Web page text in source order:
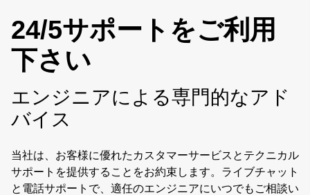
24/5サポートをご利用
下さい
エンジニアによる専門的なアド
バイス
当社は、お客様に優れたカスタマーサービスとテクニカル
サポートを提供することをお約束します。ライブチャット
と電話サポートで、適任のエンジニアにいつでもご相談い